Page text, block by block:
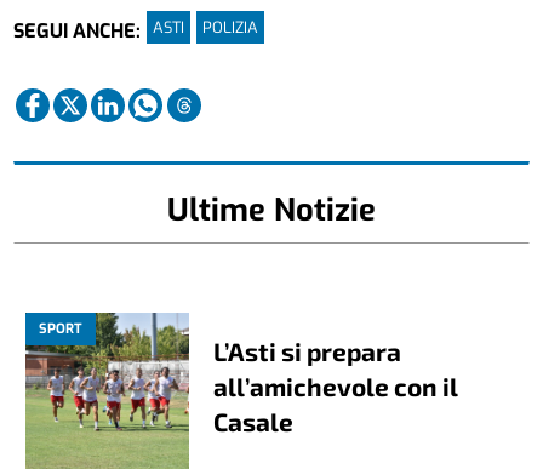
SEGUI ANCHE:
ASTI POLIZIA
Ultime Notizie
SPORT
L’Asti si prepara
all’amichevole con il
Casale